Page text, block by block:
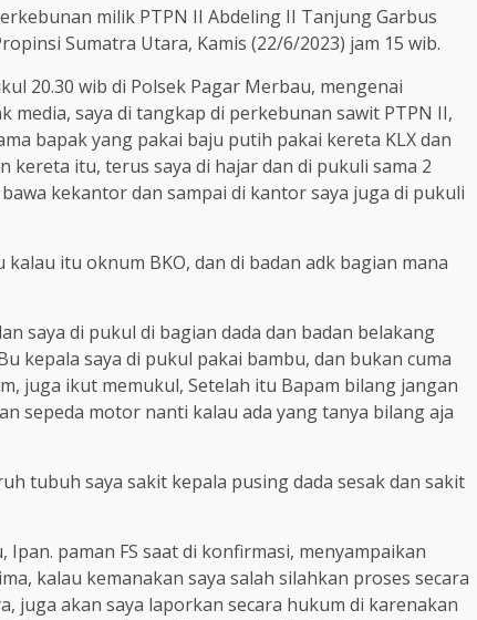
milik PTPN II Abdeling II Tanjung Garbus
Sumatra Utara, Kamis (22/6/2023) jam 15 wib.
20.30 wib di Polsek Pagar Merbau, mengenai
saya di tangkap di perkebunan sawit PTPN II,
bapak yang pakai baju putih pakai kereta KLX dan
kereta itu, terus saya di hajar dan di pukuli sama 2
kekantor dan sampai di kantor saya juga di pukuli
itu oknum BKO, dan di badan adk bagian mana
saya di pukul di bagian dada dan badan belakang
kepala saya di pukul pakai bambu, dan bukan cuma
juga ikut memukul, Setelah itu Bapam bilang jangan
sepeda motor nanti kalau ada yang tanya bilang aja
tubuh saya sakit kepala pusing dada sesak dan sakit
paman FS saat di konfirmasi, menyampaikan
kalau kemanakan saya salah silahkan proses secara
juga akan saya laporkan secara hukum di karenakan